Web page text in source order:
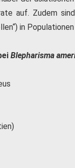
auf. Zudem
in
Blepharisma